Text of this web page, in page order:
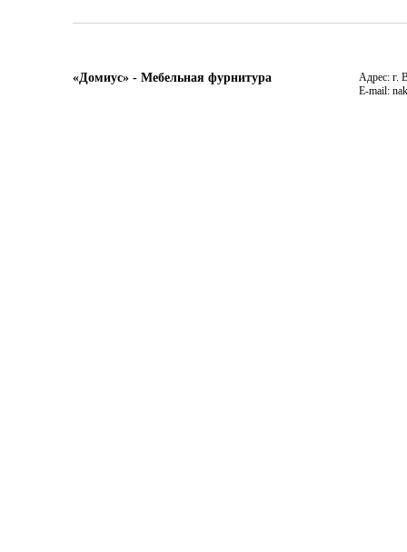
«Домиус» - Мебельная фурнитура
Адрес: г.
E-mail: